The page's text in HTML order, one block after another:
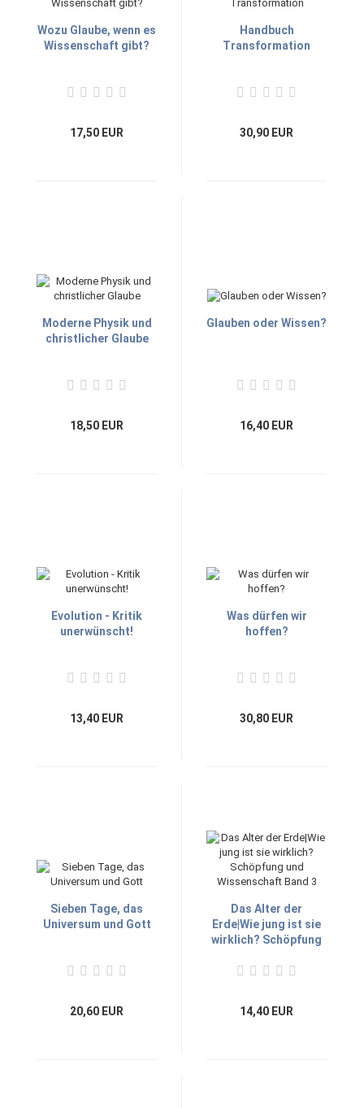
Wozu Glaube, wenn es
Wissenschaft gibt?
17,50 EUR
Handbuch
Transformation
30,90 EUR
Moderne Physik und
christlicher Glaube
18,50 EUR
Glauben oder Wissen?
16,40 EUR
Evolution - Kritik
unerwünscht!
13,40 EUR
Was dürfen wir
hoffen?
30,80 EUR
Sieben Tage, das
Universum und Gott
20,60 EUR
Das Alter der
Erde|Wie jung ist sie
wirklich? Schöpfung
Band 3
14,40 EUR